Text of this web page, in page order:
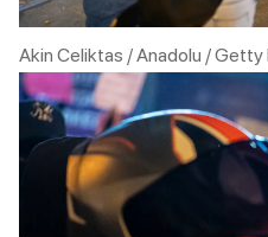
Akin Celiktas / Anadolu / Getty